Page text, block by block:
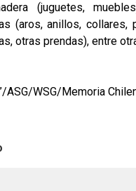
(juguetes,
(aros, anillos, collares,
otras prendas), entre
ASG/WSG/Memoria